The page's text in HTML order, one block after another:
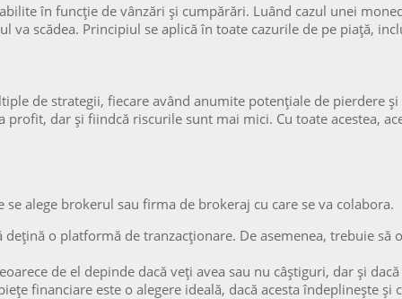
în funcție de vânzări şi cumpărări. Luând cazul unei
va scădea. Principiul se aplică în toate cazurile de pe piață,
de strategii, fiecare având anumite potențiale de pierdere şi
dar şi fiindcă riscurile sunt mai mici. Cu toate acestea,
alege brokerul sau firma de brokeraj cu care se va colabora.
o platformă de tranzacționare. De asemenea, trebuie
de el depinde dacă veți avea sau nu câștiguri, dar şi
financiare este o alegere ideală, dacă acesta îndeplinește şi